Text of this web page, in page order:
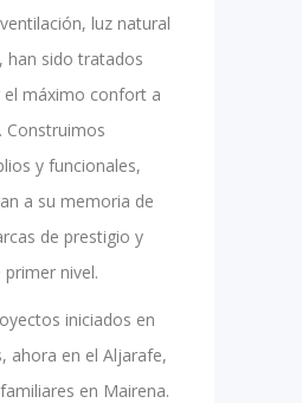
luz natural
han sido tratados
máximo confort a
Construimos
y funcionales,
a su memoria de
de prestigio y
nivel.
iniciados en
ahora en el Aljarafe,
en Mairena.